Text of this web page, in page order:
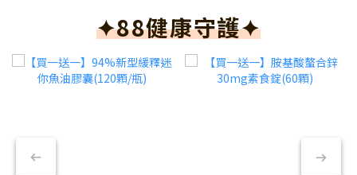
✦88健康守護✦